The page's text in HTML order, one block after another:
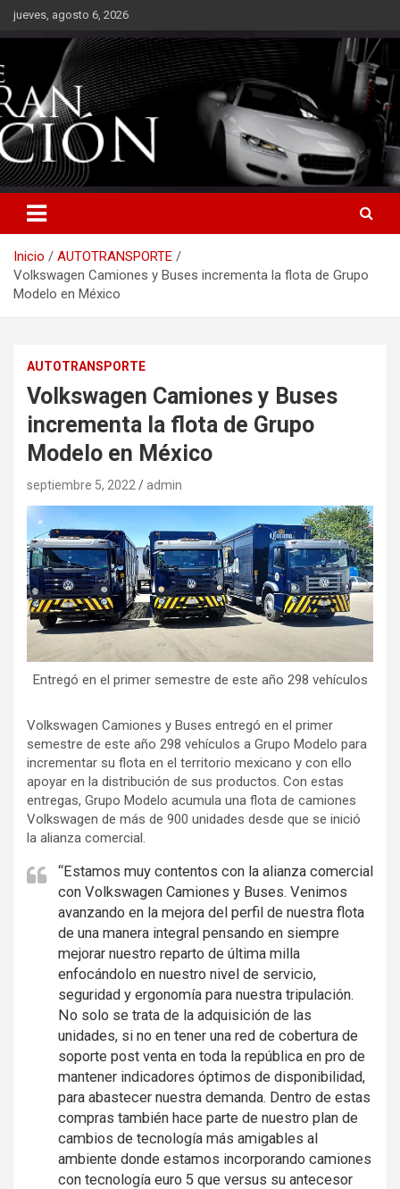
Saltarjueves, agosto 6, 2026
Inicio
AUTOTRANSPORTE
Volkswagen Camiones y Buses incrementa la flota de Grupo
Modelo en México
AUTOTRANSPORTE
Volkswagen Camiones y Buses
incrementa la flota de Grupo
Modelo en México
septiembre 5, 2022 admin
Entregó en el primer semestre de este año 298 vehículos
Volkswagen Camiones y Buses entregó en el primer
semestre de este año 298 vehículos a Grupo Modelo para
incrementar su flota en el territorio mexicano y con ello
apoyar en la distribución de sus productos. Con estas
entregas, Grupo Modelo acumula una flota de camiones
Volkswagen de más de 900 unidades desde que se inició
la alianza comercial.
“Estamos muy contentos con la alianza comercial
con Volkswagen Camiones y Buses. Venimos
avanzando en la mejora del perfil de nuestra flota
de una manera integral pensando en siempre
mejorar nuestro reparto de última milla
enfocándolo en nuestro nivel de servicio,
seguridad y ergonomía para nuestra tripulación.
No solo se trata de la adquisición de las
unidades, si no en tener una red de cobertura de
soporte post venta en toda la república en pro de
mantener indicadores óptimos de disponibilidad,
para abastecer nuestra demanda. Dentro de estas
compras también hace parte de nuestro plan de
cambios de tecnología más amigables al
ambiente donde estamos incorporando camiones
con tecnología euro 5 que versus su antecesor